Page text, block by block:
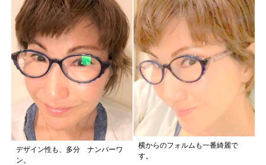
デザイン性も、多分 ナンバーワ
ン。
横からのフォルムも一番綺麗で
す。